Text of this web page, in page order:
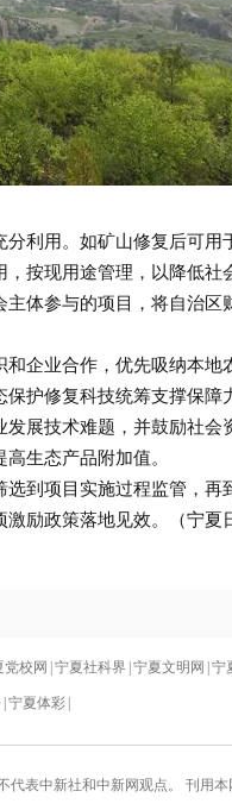
利用。如矿山修复后可用
按现用途管理，以降低社
体参与的项目，将自治区
企业合作，优先吸纳本地
护修复科技统筹支撑保障
展技术难题，并鼓励社会
生态产品附加值。
到项目实施过程监管，再
励政策落地见效。（宁夏
党校网 宁夏社科界 宁夏文明网 宁
宁夏体彩
代表中新社和中新网观点。 刊用本